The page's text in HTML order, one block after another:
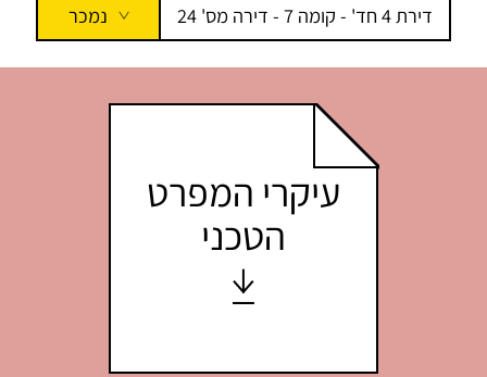
דירת 4 חד' - קומה 7 - דירה מס' 24
נמכר
עיקרי המפרט
הטכני